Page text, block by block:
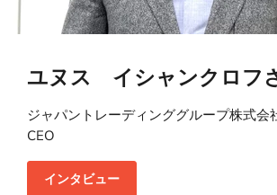
ユヌス イシャンクロフ
ジャパントレーディンググループ株式会
CEO
インタビュー